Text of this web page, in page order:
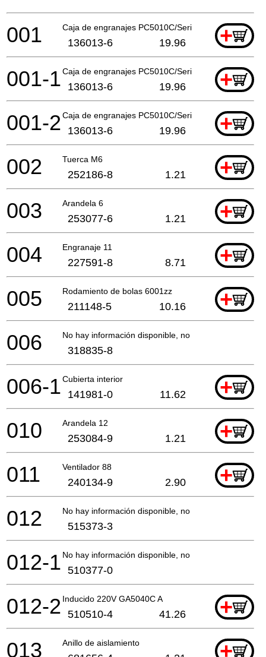
Caja de engranajes PC5010C/Serie GA A +
001 136013-6 19.96
Caja de engranajes PC5010C/Serie GA A +
001-1 136013-6 19.96
Caja de engranajes PC5010C/Serie GA A +
001-2 136013-6 19.96
Tuerca M6 +
002 252186-8 1.21
Arandela 6 +
003 253077-6 1.21
Engranaje 11 +
004 227591-8 8.71
Rodamiento de bolas 6001zz +
005 211148-5 10.16
No hay información disponible, no se puede pedir
006 318835-8
Cubierta interior +
006-1 141981-0 11.62
Arandela 12 +
010 253084-9 1.21
Ventilador 88 +
011 240134-9 2.90
No hay información disponible, no se puede pedir
012 515373-3
No hay información disponible, no se puede pedir
012-1 510377-0
Inducido 220V GA5040C A +
012-2 510510-4 41.26
Anillo de aislamiento +
013